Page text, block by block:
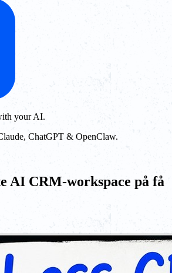
your AI.
ChatGPT & OpenClaw.
AI CRM-workspace på få